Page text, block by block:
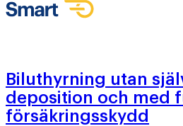
Biluthyrning utan
deposition och med
försäkringsskydd